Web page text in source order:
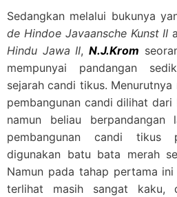
Sedangkan melalui bukunya
de Hindoe Javaansche Kunst II
Hindu Jawa II,N.J.Krom
mempunyai pandangan
sejarah candi tikus.
pembangunan candi dilihat dari
namun beliau berpandangan
pembangunan candi tikus
digunakan batu bata merah
Namun pada tahap pertama
terlihat masih sangat kaku,